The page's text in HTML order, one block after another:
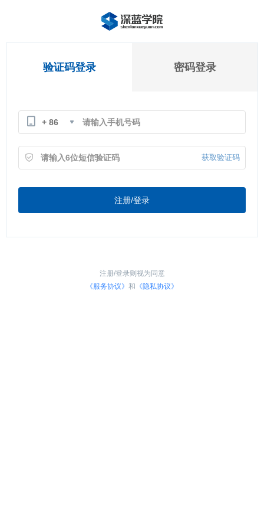
验证码登录 密码登录
+ 86
获取验证码
注册/登录
注册/登录则视为同意
《服务协议》 和 《隐私协议》